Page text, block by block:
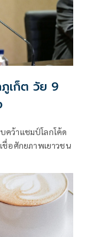
เก็ต วัย 9
คว้าแชมป์โลกโค้ด
ชื่อศักยภาพเยาวชน